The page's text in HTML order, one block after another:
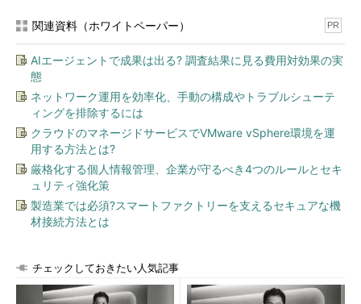
Snipping Toolでキャプチャーしたい領域を選択し
たところ
Snipping Toolでキャプチャーしたい領域を選択す
ると、選択した領域には赤い線が描かれ、オーバ
ーレイ表示が取れる（白っぽさがなくなり、通常
の輝度に戻る）。
関連資料（ホワイトペーパー） PR
AIエージェントで成果は出る? 調査結果に見る費用対効果の実
態
ネットワーク運用を効率化、手動の構成やトラブルシューテ
ィングを排除するには
クラウドのマネージドサービスでVMware vSphere環境を運
用する方法とは?
厳格化する個人情報管理、企業が守るべき4つのルールとセキ
ュリティ強化策
製造業では必須?スマートファクトリーを支えるセキュアな機
材接続方法とは
チェックしておきたい人気記事